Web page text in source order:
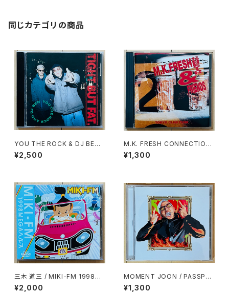
同じカテゴリの商品
YOU THE ROCK & DJ BEN /
TIGHT BUT FAT
¥2,500
M.K. FRESH CONNECTION
& FRIENDS / TOKYO CLUB
FUNK
¥1,300
三木 道三 / MIKI-FM 1998ME
GAヘルス
¥2,000
MOMENT JOON / PASSPO
RT & GARCON DX
¥1,300